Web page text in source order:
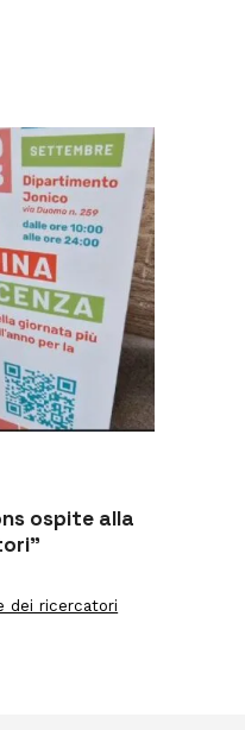
ospite alla
dei ricercatori